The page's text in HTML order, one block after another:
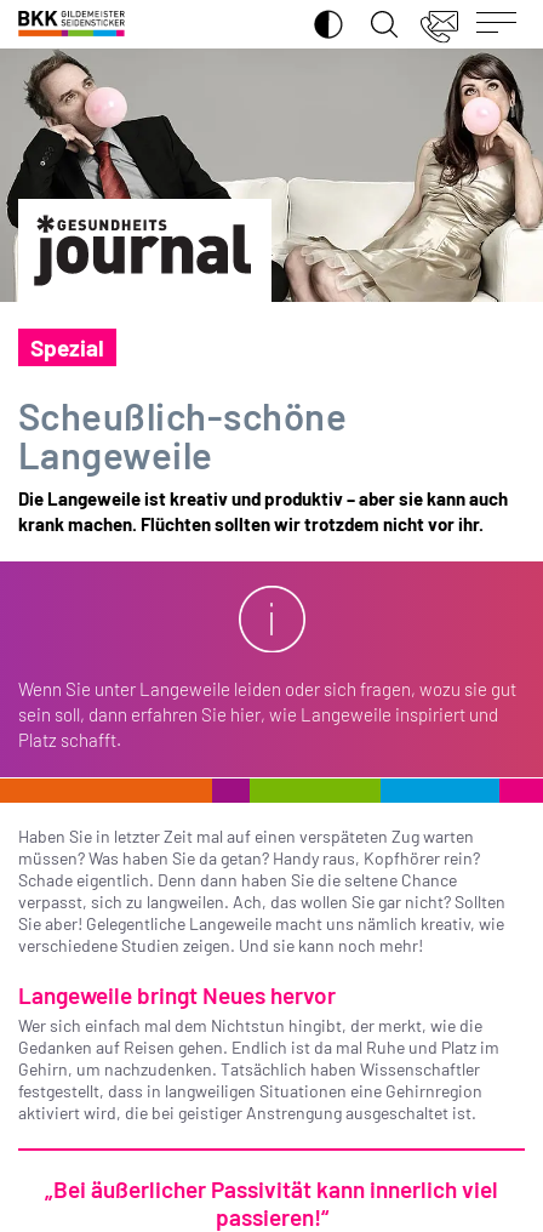
BKK
Gildemeister
Seidensticker
SUCHE ÖFFNEN
Spezial
Scheußlich-schöne
Langeweile
Die Langeweile ist kreativ und produktiv – aber sie kann auch
krank machen. Flüchten sollten wir trotzdem nicht vor ihr.
Wenn Sie unter Langeweile leiden oder sich fragen, wozu sie gut
sein soll, dann erfahren Sie hier, wie Langeweile inspiriert und
Platz schafft.
Haben Sie in letzter Zeit mal auf einen verspäteten Zug warten
müssen? Was haben Sie da getan? Handy raus, Kopfhörer rein?
Schade eigentlich. Denn dann haben Sie die seltene Chance
verpasst, sich zu langweilen. Ach, das wollen Sie gar nicht? Sollten
Sie aber! Gelegentliche Langeweile macht uns nämlich kreativ, wie
verschiedene Studien zeigen. Und sie kann noch mehr!
Langeweile bringt Neues hervor
Wer sich einfach mal dem Nichtstun hingibt, der merkt, wie die
Gedanken auf Reisen gehen. Endlich ist da mal Ruhe und Platz im
Gehirn, um nachzudenken. Tatsächlich haben Wissenschaftler
festgestellt, dass in langweiligen Situationen eine Gehirnregion
aktiviert wird, die bei geistiger Anstrengung ausgeschaltet ist.
„Bei äußerlicher Passivität kann innerlich viel
passieren!“